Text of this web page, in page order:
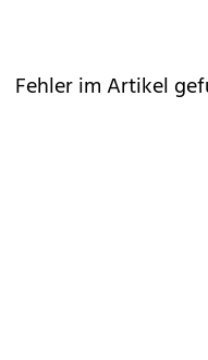
Fehler im Artikel